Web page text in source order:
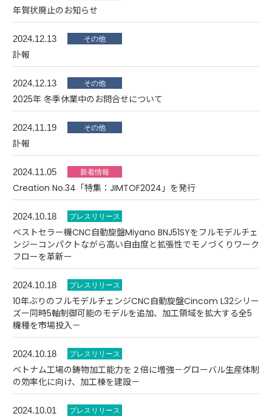
年賀状廃止のお知らせ
2024.12.13
訃報
2024.12.13
2025年 冬季休業中のお問合せについて
2024.11.19
訃報
2024.11.05
Creation No.34「特集：JIMTOF2024」を発行
2024.10.18
ベストセラー機CNC自動旋盤Miyano BNJ51SYをフルモデルチェ
ンジーコンパクトながら高い自由度と拡張性でモノづくりワーク
フローを革新ー
2024.10.18
10年ぶりのフルモデルチェンジCNC自動旋盤Cincom L32シリー
ズー同時5軸制御可能のモデルを追加、加工領域を拡大する全5
機種を市場投入－
2024.10.18
ベトナム工場の鋳物加工能力を２倍に増強－グローバル生産体制
の効率化に向け、加工棟を建設－
2024.10.01